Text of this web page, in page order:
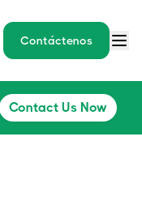
Contáctenos
Contact Us Now